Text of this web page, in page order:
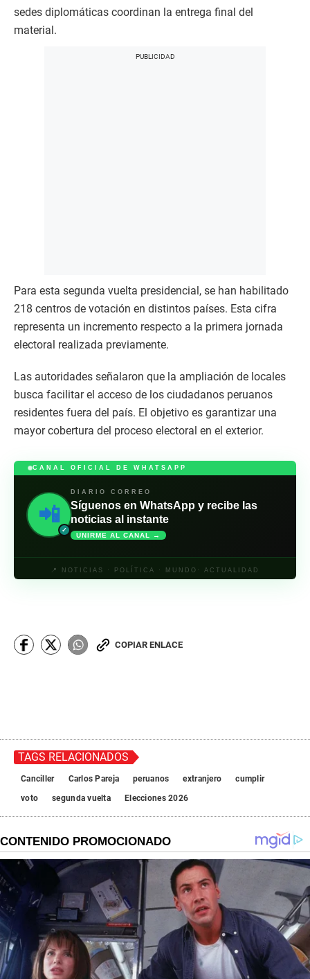
sedes diplomáticas coordinan la entrega final del
material.
Para esta segunda vuelta presidencial, se han habilitado
218 centros de votación en distintos países. Esta cifra
representa un incremento respecto a la primera jornada
electoral realizada previamente.
Las autoridades señalaron que la ampliación de locales
busca facilitar el acceso de los ciudadanos peruanos
residentes fuera del país. El objetivo es garantizar una
mayor cobertura del proceso electoral en el exterior.
CANAL OFICIAL DE WHATSAPP
📲
✓
DIARIO CORREO
Síguenos en WhatsApp y recibe las
noticias al instante
UNIRME AL CANAL →
📍 NOTICIAS · POLÍTICA · MUNDO· ACTUALIDAD
COPIAR ENLACE
TAGS RELACIONADOS
Canciller Carlos Pareja peruanos extranjero
cumplir
voto
segunda vuelta Elecciones 2026